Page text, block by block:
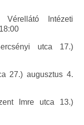
Vérellátó Intézeti
utca 17.)
27.) augusztus 4.
Imre utca 13.)